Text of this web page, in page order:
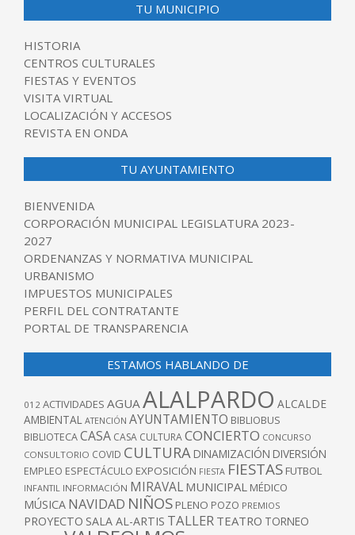
TU MUNICIPIO
HISTORIA
CENTROS CULTURALES
FIESTAS Y EVENTOS
VISITA VIRTUAL
LOCALIZACIÓN Y ACCESOS
REVISTA EN ONDA
TU AYUNTAMIENTO
BIENVENIDA
CORPORACIÓN MUNICIPAL LEGISLATURA 2023-
2027
ORDENANZAS Y NORMATIVA MUNICIPAL
URBANISMO
IMPUESTOS MUNICIPALES
PERFIL DEL CONTRATANTE
PORTAL DE TRANSPARENCIA
ESTAMOS HABLANDO DE
012 ACTIVIDADES AGUAALALPARDO ALCALDE
AMBIENTAL ATENCIÓN AYUNTAMIENTO BIBLIOBUS
BIBLIOTECACASA CASA CULTURACONCIERTO CONCURSO
CONSULTORIO COVID CULTURA DINAMIZACIÓN DIVERSIÓN
EMPLEO ESPECTÁCULO EXPOSICIÓN FIESTA FIESTAS FUTBOL
INFANTIL INFORMACIÓN MIRAVAL MUNICIPAL MÉDICO
MÚSICA NAVIDAD NIÑOS PLENO POZO PREMIOS
PROYECTO SALA AL-ARTIS TALLER TEATRO TORNEO